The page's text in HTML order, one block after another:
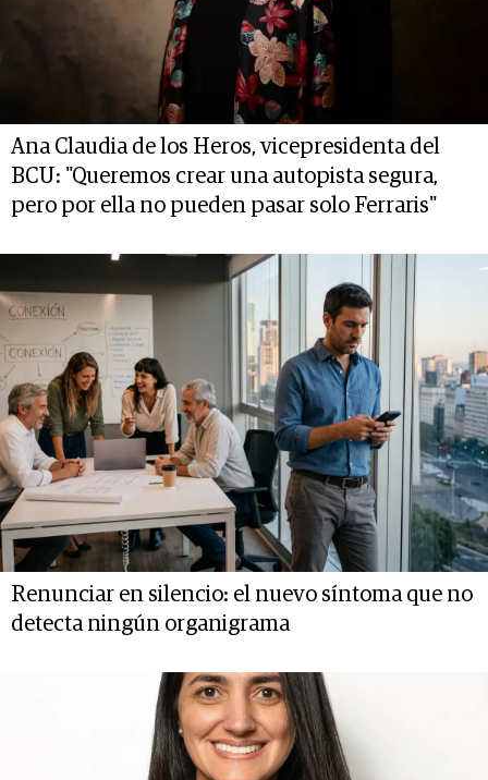
Ana Claudia de los Heros, vicepresidenta del
BCU: "Queremos crear una autopista segura,
pero por ella no pueden pasar solo Ferraris"
Renunciar en silencio: el nuevo síntoma que no
detecta ningún organigrama